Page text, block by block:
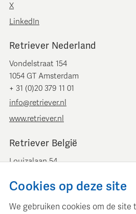
X
LinkedIn
Retriever Nederland
Vondelstraat 154
1054 GT Amsterdam
+ 31 (0)20 379 11 01
info@retriever.nl
www.retriever.nl
Retriever België
Louizalaan 54
+ 32 (0)2 893 00 52
Cookies op deze site
We gebruiken cookies om de site